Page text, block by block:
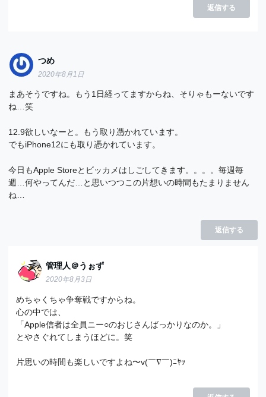
返信する
つめ
2020年8月1日
まあそうですね。もう1日経ってますからね、そりゃもーないです
ね…笑
12.9欲しいなーと。もう取り憑かれています。
でもiPhone12にも取り憑かれています。
今日もApple Storeとビッカメはしごしてきます。。。。毎週毎
週…何やってんだ…と思いつつこの片想いの時間もたまりません
ね…
返信する
管理人＠うぉず
2020年8月3日
めちゃくちゃ争奪戦ですからね。
心の中では、
「Apple信者は全員ニー○のおじさんばっかりなのか。」
とやさぐれてしまうほどに。笑
片思いの時間も楽しいですよね〜v(￣∇￣)ﾆﾔｯ